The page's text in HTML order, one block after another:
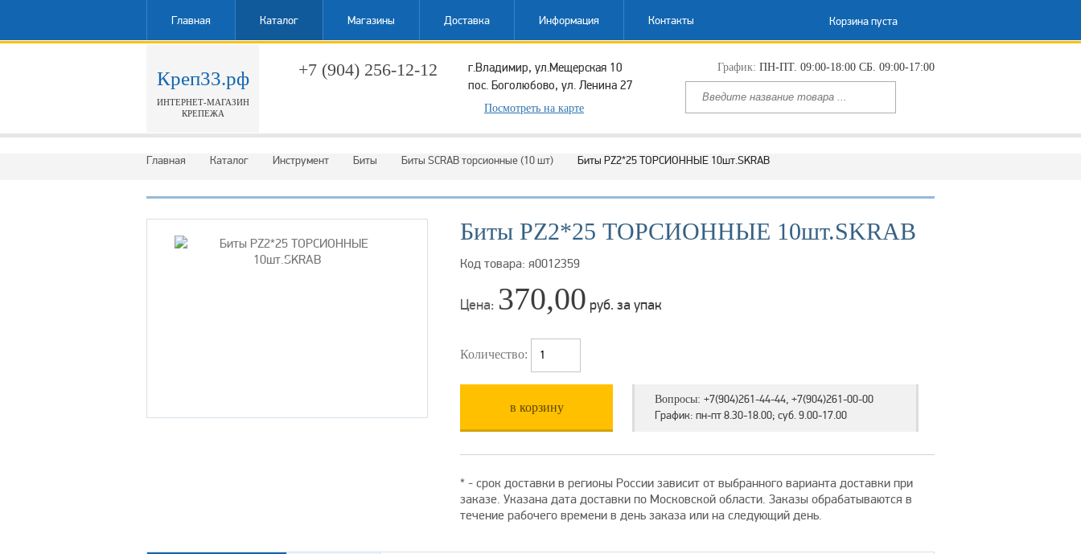
Главная Каталог Магазины Доставка Информация Контакты Корзина пуста
Креп33.рф
ИНТЕРНЕТ-МАГАЗИН
КРЕПЕЖА
+7 (904) 256-12-12
г.Владимир, ул.Мещерская 10
пос. Боголюбово, ул. Ленина 27
Посмотреть на карте
График: ПН-ПТ. 09:00-18:00 СБ. 09:00-17:00
Главная Каталог Инструмент Биты Биты SCRAB торсионные (10 шт) Биты РZ2*25 ТОРСИОННЫЕ 10шт.SKRAB
Биты РZ2*25 ТОРСИОННЫЕ 10шт.SKRAB
Код товара: я0012359
Цена: 370,00 руб. за упак
Количество:
в корзину
Вопросы: +7(904)261-44-44, +7(904)261-00-00
График: пн-пт 8.30-18.00; суб. 9.00-17.00
* - срок доставки в регионы России зависит от выбранного варианта доставки при
заказе. Указана дата доставки по Московской области. Заказы обрабатываются в
течение рабочего времени в день заказа или на следующий день.